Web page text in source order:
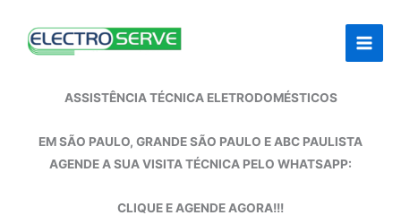
ASSISTÊNCIA TÉCNICA ELETRODOMÉSTICOS
EM SÃO PAULO, GRANDE SÃO PAULO E ABC PAULISTA
AGENDE A SUA VISITA TÉCNICA PELO WHATSAPP:
CLIQUE E AGENDE AGORA!!!